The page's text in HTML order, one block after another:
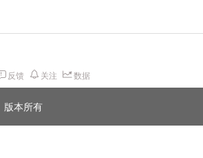
反馈 关注 数据
版本所有